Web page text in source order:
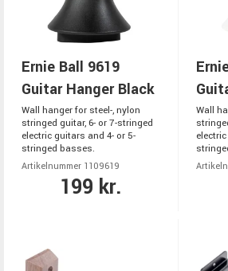
Ernie Ball 9619
Guitar Hanger Black
Wall hanger for steel-, nylon
stringed guitar, 6- or 7-stringed
electric guitars and 4- or 5-
stringed basses.
Artikelnummer 1109619
199 kr.
Wall